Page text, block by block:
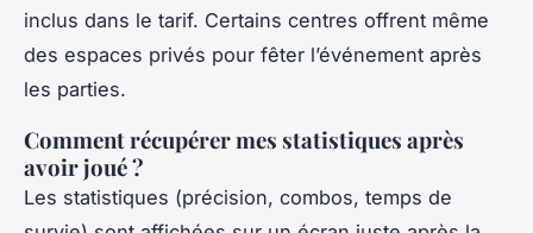
inclus dans le tarif. Certains centres offrent même
des espaces privés pour fêter l’événement après
les parties.
Comment récupérer mes statistiques après
avoir joué ?
Les statistiques (précision, combos, temps de